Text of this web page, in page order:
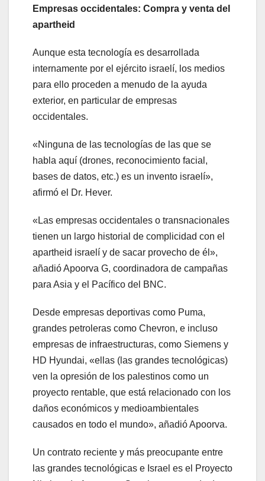
Empresas occidentales: Compra y venta del
apartheid
Aunque esta tecnología es desarrollada
internamente por el ejército israelí, los medios
para ello proceden a menudo de la ayuda
exterior, en particular de empresas
occidentales.
«Ninguna de las tecnologías de las que se
habla aquí (drones, reconocimiento facial,
bases de datos, etc.) es un invento israelí»,
afirmó el Dr. Hever.
«Las empresas occidentales o transnacionales
tienen un largo historial de complicidad con el
apartheid israelí y de sacar provecho de él»,
añadió Apoorva G, coordinadora de campañas
para Asia y el Pacífico del BNC.
Desde empresas deportivas como Puma,
grandes petroleras como Chevron, e incluso
empresas de infraestructuras, como Siemens y
HD Hyundai, «ellas (las grandes tecnológicas)
ven la opresión de los palestinos como un
proyecto rentable, que está relacionado con los
daños económicos y medioambientales
causados en todo el mundo», añadió Apoorva.
Un contrato reciente y más preocupante entre
las grandes tecnológicas e Israel es el Proyecto